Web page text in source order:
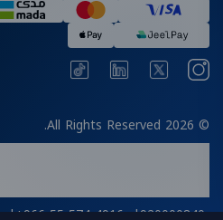
© 2026 All Rights Reserved.
920000840
|
+966 55 574 4916
|